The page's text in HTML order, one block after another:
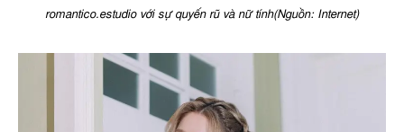
romantico.estudio với sự quyến rũ và nữ tính(Nguồn: Internet)